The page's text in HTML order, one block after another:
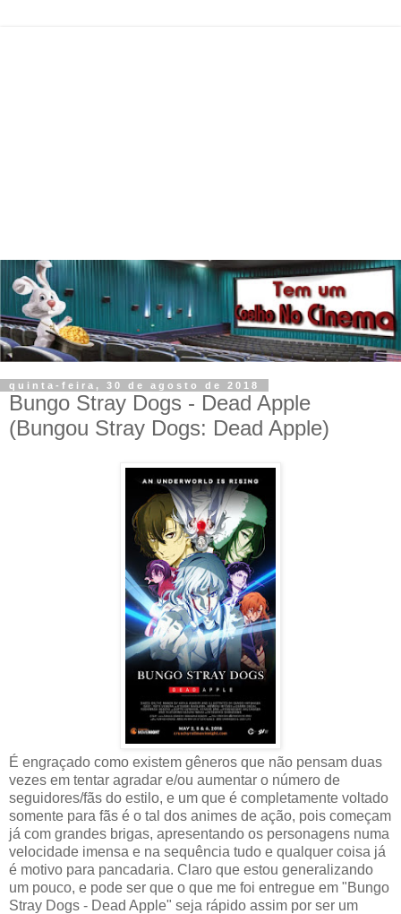
quinta-feira, 30 de agosto de 2018
Bungo Stray Dogs - Dead Apple
(Bungou Stray Dogs: Dead Apple)
É engraçado como existem gêneros que não pensam duas
vezes em tentar agradar e/ou aumentar o número de
seguidores/fãs do estilo, e um que é completamente voltado
somente para fãs é o tal dos animes de ação, pois começam
já com grandes brigas, apresentando os personagens numa
velocidade imensa e na sequência tudo e qualquer coisa já
é motivo para pancadaria. Claro que estou generalizando
um pouco, e pode ser que o que me foi entregue em "Bungo
Stray Dogs - Dead Apple" seja rápido assim por ser um